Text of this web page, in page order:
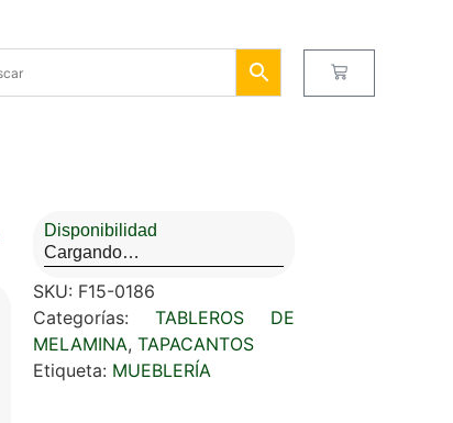
Disponibilidad
Cargando…
SKU: F15-0186
Categorías: TABLEROS DE
MELAMINA, TAPACANTOS
Etiqueta: MUEBLERÍA